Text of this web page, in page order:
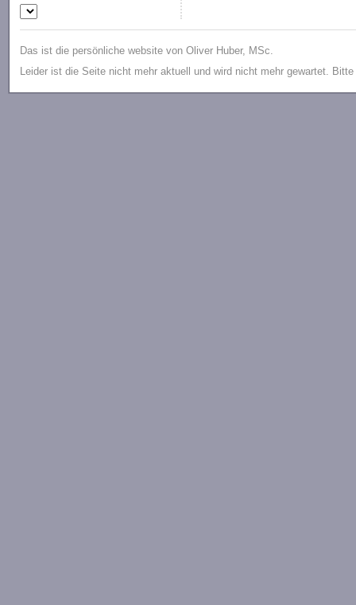
Das ist die persönliche website von Oliver Huber, MSc.
Leider ist die Seite nicht mehr aktuell und wird nicht mehr gewartet.